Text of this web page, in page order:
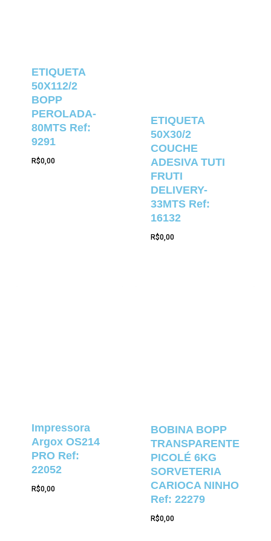
ETIQUETA
50X112/2
BOPP
PEROLADA-
80MTS Ref:
9291
R$0,00
ETIQUETA
50X30/2
COUCHE
ADESIVA TUTI
FRUTI
DELIVERY-
33MTS Ref:
16132
R$0,00
Impressora
Argox OS214
PRO Ref:
22052
R$0,00
BOBINA BOPP
TRANSPARENTE
PICOLÉ 6KG
SORVETERIA
CARIOCA NINHO
Ref: 22279
R$0,00